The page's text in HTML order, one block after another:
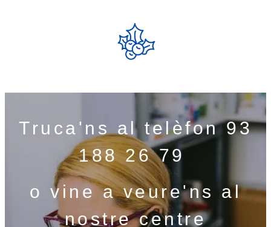
Truca'ns al telèfon 93
188 26 79
o vine a veure'ns al
nostre centre